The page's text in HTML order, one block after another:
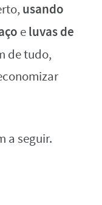
usando
eluvas de
de tudo,
a seguir.